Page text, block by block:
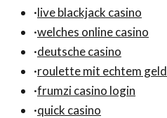
·live blackjack casino
·welches online casino
·deutsche casino
·roulette mit echtem geld
·frumzi casino login
·quick casino